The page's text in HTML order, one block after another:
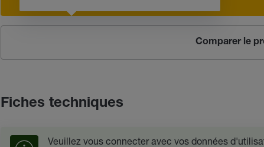
Comparer le
Fiches techniques
Veuillez vous connecter avec vos données